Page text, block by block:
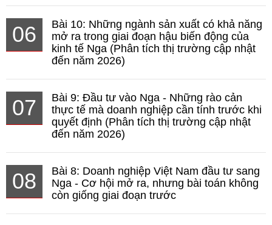
06
Bài 10: Những ngành sản xuất có khả năng
mở ra trong giai đoạn hậu biến động của
kinh tế Nga (Phân tích thị trường cập nhật
đến năm 2026)
07
Bài 9: Đầu tư vào Nga - Những rào cản
thực tế mà doanh nghiệp cần tính trước khi
quyết định (Phân tích thị trường cập nhật
đến năm 2026)
08
Bài 8: Doanh nghiệp Việt Nam đầu tư sang
Nga - Cơ hội mở ra, nhưng bài toán không
còn giống giai đoạn trước